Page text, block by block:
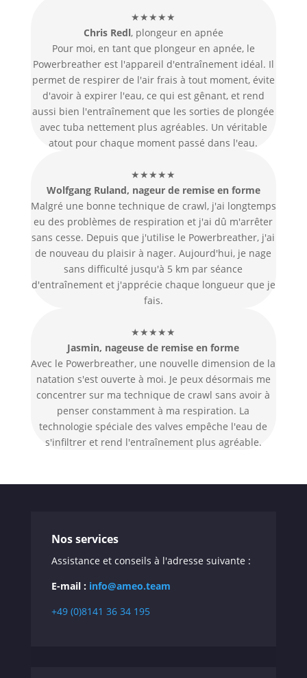
Pour moi, en tant que plongeur en apnée, le
Powerbreather est l'appareil d'entraînement idéal. Il
permet de respirer de l'air frais à tout moment, évite
d'avoir à expirer l'eau, ce qui est gênant, et rend
aussi bien l'entraînement que les sorties de plongée
avec tuba nettement plus agréables. Un véritable
atout pour chaque moment passé dans l'eau.
★★★★★
Chris Redl, plongeur en apnée
Malgré une bonne technique de crawl, j'ai longtemps
eu des problèmes de respiration et j'ai dû m'arrêter
sans cesse. Depuis que j'utilise le Powerbreather, j'ai
de nouveau du plaisir à nager. Aujourd'hui, je nage
sans difficulté jusqu'à 5 km par séance
d'entraînement et j'apprécie chaque longueur que je
fais.
★★★★★
Wolfgang Ruland, nageur de remise en forme
Avec le Powerbreather, une nouvelle dimension de la
natation s'est ouverte à moi. Je peux désormais me
concentrer sur ma technique de crawl sans avoir à
penser constamment à ma respiration. La
technologie spéciale des valves empêche l'eau de
s'infiltrer et rend l'entraînement plus agréable.
★★★★★
Jasmin, nageuse de remise en forme
Nos services
Assistance et conseils à l'adresse suivante :
E-mail : info@ameo.team
+49 (0)8141 36 34 195